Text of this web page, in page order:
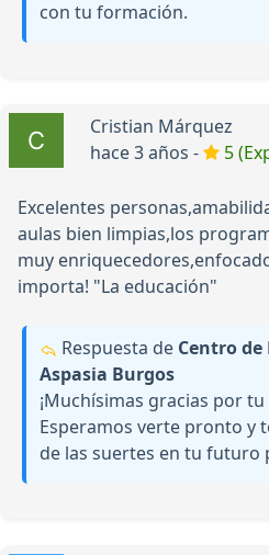
con tu formación.
Cristian Márquez
hace 3 años -
5
Excelentes
aulas bien limpias,los
muy
importa! "La educación"
Respuesta de Centro
Aspasia Burgos
¡Muchísimas gracias por
Esperamos verte pronto y
de las suertes en tu futuro